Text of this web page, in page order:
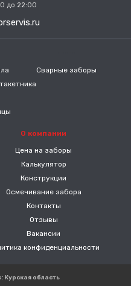
до 22:00
Сварные заборы
О компании
Цена на заборы
Калькулятор
Конструкции
Осмечивание забора
Контакты
Отзывы
Вакансии
конфиденциальности
Курская область